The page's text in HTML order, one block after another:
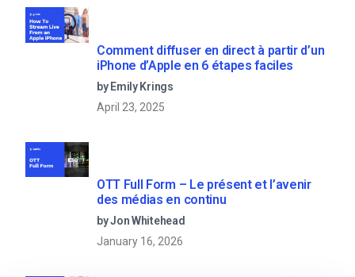
Comment diffuser en direct à partir d’un
iPhone d’Apple en 6 étapes faciles
by Emily Krings
April 23, 2025
OTT Full Form – Le présent et l’avenir
des médias en continu
by Jon Whitehead
January 16, 2026